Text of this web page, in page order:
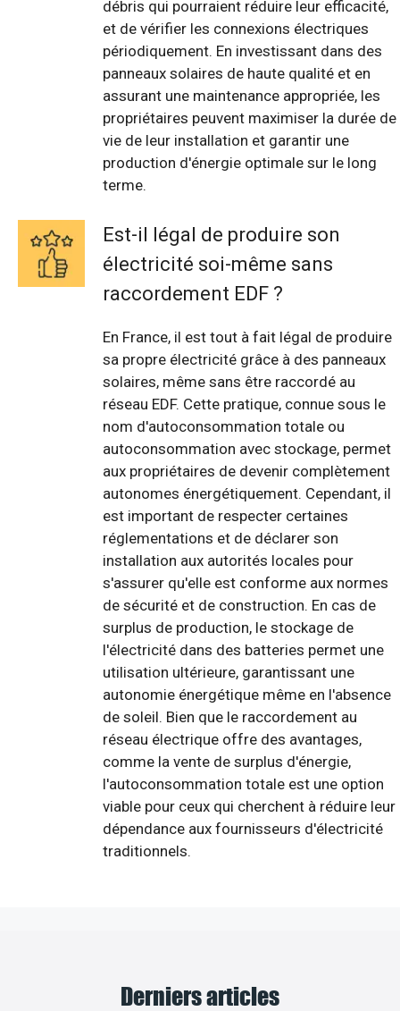
débris qui pourraient réduire leur efficacité,
et de vérifier les connexions électriques
périodiquement. En investissant dans des
panneaux solaires de haute qualité et en
assurant une maintenance appropriée, les
propriétaires peuvent maximiser la durée de
vie de leur installation et garantir une
production d'énergie optimale sur le long
terme.
Est-il légal de produire son
électricité soi-même sans
raccordement EDF ?
En France, il est tout à fait légal de produire
sa propre électricité grâce à des panneaux
solaires, même sans être raccordé au
réseau EDF. Cette pratique, connue sous le
nom d'autoconsommation totale ou
autoconsommation avec stockage, permet
aux propriétaires de devenir complètement
autonomes énergétiquement. Cependant, il
est important de respecter certaines
réglementations et de déclarer son
installation aux autorités locales pour
s'assurer qu'elle est conforme aux normes
de sécurité et de construction. En cas de
surplus de production, le stockage de
l'électricité dans des batteries permet une
utilisation ultérieure, garantissant une
autonomie énergétique même en l'absence
de soleil. Bien que le raccordement au
réseau électrique offre des avantages,
comme la vente de surplus d'énergie,
l'autoconsommation totale est une option
viable pour ceux qui cherchent à réduire leur
dépendance aux fournisseurs d'électricité
traditionnels.
Derniers articles